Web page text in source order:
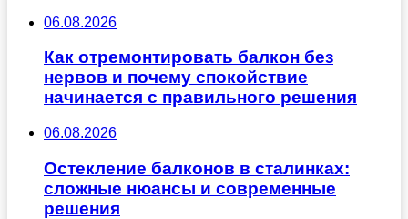
06.08.2026
Как отремонтировать балкон без
нервов и почему спокойствие
начинается с правильного решения
06.08.2026
Остекление балконов в сталинках:
сложные нюансы и современные
решения